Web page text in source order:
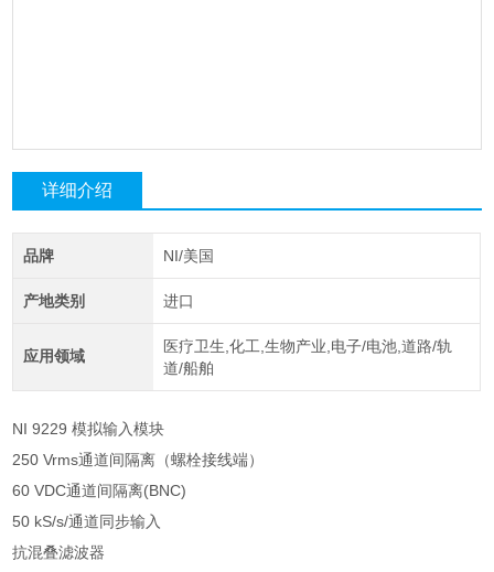
详细介绍
品牌 NI/美国
产地类别 进口
应用领域
医疗卫生,化工,生物产业,电子/电池,道路/轨
道/船舶
NI 9229 模拟输入模块
250 Vrms通道间隔离（螺栓接线端）
60 VDC通道间隔离(BNC)
50 kS/s/通道同步输入
抗混叠滤波器